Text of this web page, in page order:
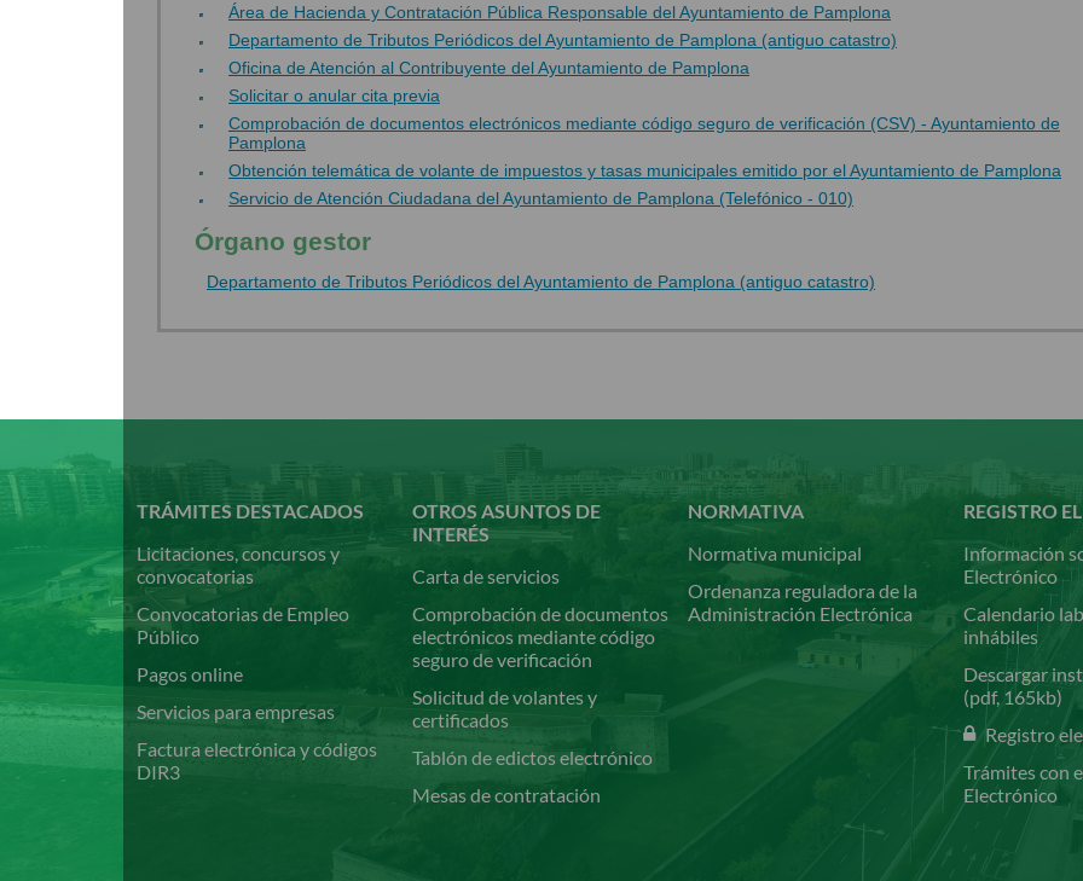
Área de Hacienda y Contratación Pública Responsable del Ayuntamiento de Pamplona
Departamento de Tributos Periódicos del Ayuntamiento de Pamplona (antiguo catastro)
Oficina de Atención al Contribuyente del Ayuntamiento de Pamplona
Solicitar o anular cita previa
Comprobación de documentos electrónicos mediante código seguro de verificación (CSV) - Ayuntamiento de
Pamplona
Obtención telemática de volante de impuestos y tasas municipales emitido por el Ayuntamiento de Pamplona
Servicio de Atención Ciudadana del Ayuntamiento de Pamplona (Telefónico - 010)
Órgano gestor
Departamento de Tributos Periódicos del Ayuntamiento de Pamplona (antiguo catastro)
contenido
principal
TRÁMITES DESTACADOS
Licitaciones, concursos y
convocatorias
Convocatorias de Empleo
Público
Pagos online
Servicios para empresas
Factura electrónica y códigos
DIR3
OTROS ASUNTOS DE
INTERÉS
Carta de servicios
Comprobación de documentos
electrónicos mediante código
seguro de verificación
Solicitud de volantes y
certificados
Tablón de edictos electrónico
Mesas de contratación
NORMATIVA
Normativa municipal
Ordenanza reguladora de la
Administración Electrónica
REGISTRO
Información
Electrónico
Calendario
inhábiles
Descargar
(pdf, 165kb)
Registro
Trámites con
Electrónico